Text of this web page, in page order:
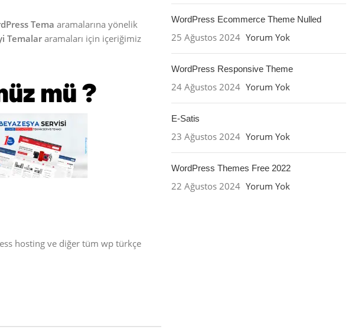
Tema aramalarına yönelik
Temalararamaları için içeriğimiz
hosting ve diğer tüm wp türkçe
WordPress Ecommerce Theme Nulled
25 Ağustos 2024 Yorum Yok
WordPress Responsive Theme
24 Ağustos 2024 Yorum Yok
E-Satis
23 Ağustos 2024 Yorum Yok
WordPress Themes Free 2022
22 Ağustos 2024 Yorum Yok